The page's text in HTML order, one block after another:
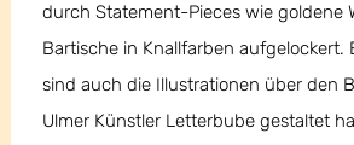
durch Statement-Pieces wie goldene
Bartische in Knallfarben aufgelockert.
sind auch die Illustrationen über den
Ulmer Künstler Letterbube gestaltet